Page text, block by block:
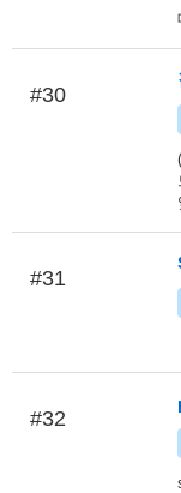
#30
#31
#32